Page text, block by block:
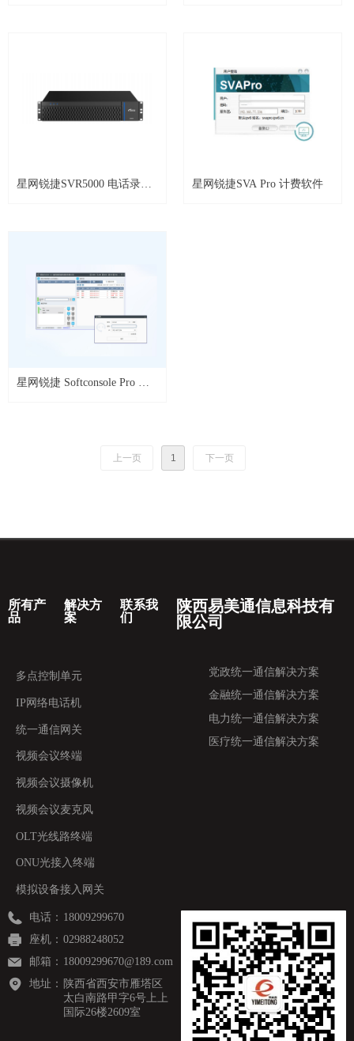
星网锐捷SVR5000 电话录音
星网锐捷SVA Pro 计费软件
星网锐捷 Softconsole Pro 话
上一页 1 下一页
陕西易美通信息科技有
限公司
电话： 18009299670
座机： 02988248052
邮箱： 18009299670@189.com
地址： 陕西省西安市雁塔区
太白南路甲字6号上上
国际26楼2609室
联系我
们
解决方
案
党政统一通信解决方案
金融统一通信解决方案
电力统一通信解决方案
医疗统一通信解决方案
多点控制单元
IP网络电话机
统一通信网关
视频会议终端
视频会议摄像机
视频会议麦克风
OLT光线路终端
ONU光接入终端
模拟设备接入网关
所有产
品